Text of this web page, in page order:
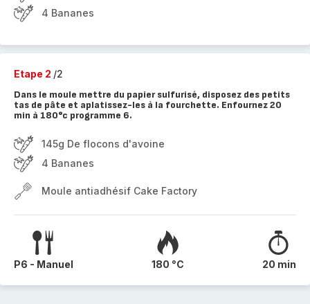
4 Bananes
Etape 2 /2
Dans le moule mettre du papier sulfurisé, disposez des petits
tas de pâte et aplatissez-les à la fourchette. Enfournez 20
min à 180°c programme 6.
145g De flocons d'avoine
4 Bananes
Moule antiadhésif Cake Factory
P6 - Manuel 180 °C 20 min